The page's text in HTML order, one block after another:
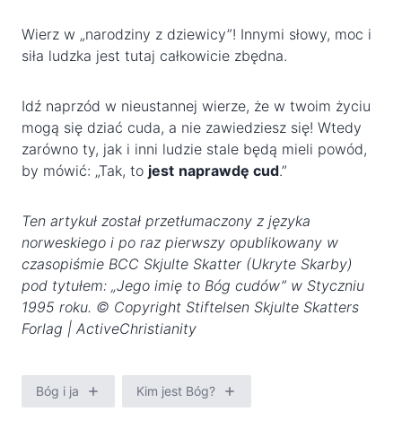
Wierz w „narodziny z dziewicy”! Innymi słowy, moc i
siła ludzka jest tutaj całkowicie zbędna.
Idź naprzód w nieustannej wierze, że w twoim życiu
mogą się dziać cuda, a nie zawiedziesz się! Wtedy
zarówno ty, jak i inni ludzie stale będą mieli powód,
by mówić: „Tak, to jest naprawdę cud.”
Ten artykuł został przetłumaczony z języka
norweskiego i po raz pierwszy opublikowany w
czasopiśmie BCC Skjulte Skatter (Ukryte Skarby)
pod tytułem: „Jego imię to Bóg cudów” w Styczniu
1995 roku. © Copyright Stiftelsen Skjulte Skatters
Forlag | ActiveChristianity
Bóg i ja Kim jest Bóg?